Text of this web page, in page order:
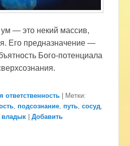
— это некий массив,
Его предназначение —
Бого-потенциала
ответственность
Метки:
, подсознание, путь,сосуд,
владык
|Добавить